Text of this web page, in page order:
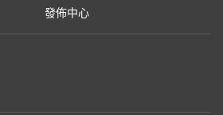
發佈中心